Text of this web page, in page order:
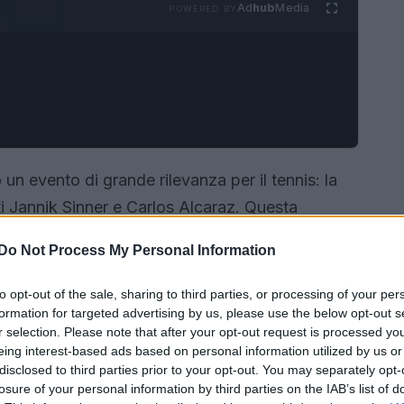
Do Not Process My Personal Information
opt-out of the sale, sharing to third parties, or processing of your
for targeted advertising by us, please use the below opt-out
selection. Please note that after your opt-out request is processed
interest-based ads based on personal information utilized by us
to third parties prior to your opt-out. You may separately
of your personal information by third parties on the IAB’s list of
AdhubMedia
evento di grande rilevanza per il tennis: la
Sinner e Carlos Alcaraz. Questa
il talento di due giovani atleti, rispettivamente
Quello che si è svolto è stato un match
affermarsi con un punteggio di 2 set a
come uno dei migliori tennisti in